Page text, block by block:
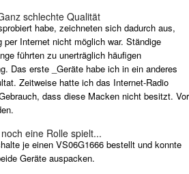
schlechte Qualität
habe, zeichneten sich dadurch aus,
Internet nicht möglich war. Ständige
führten zu unerträglich häufigen
Das erste _Geräte habe ich in ein anderes
Zeitweise hatte ich das Internet-Radio
dass diese Macken nicht besitzt. Vor
eine Rolle spielt...
je einen VS06G1666 bestellt und konnte
Geräte auspacken.